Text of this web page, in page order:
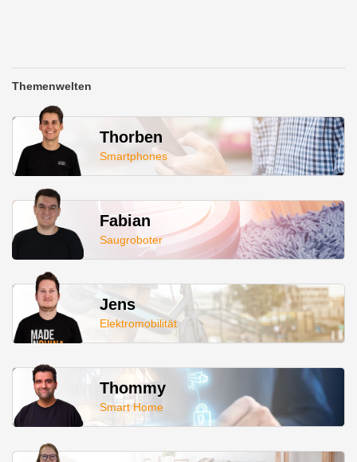
Themenwelten
Thorben
Smartphones
Fabian
Saugroboter
Jens
Elektromobilität
Thommy
Smart Home